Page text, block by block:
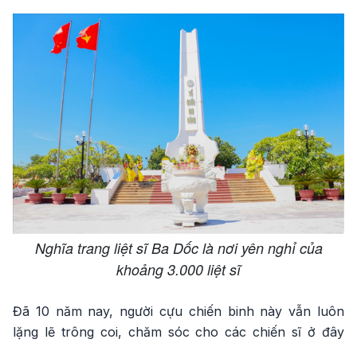
Nghĩa trang liệt sĩ Ba Dốc là nơi yên nghỉ của
khoảng 3.000 liệt sĩ
Đã 10 năm nay, người cựu chiến binh này vẫn luôn
lặng lẽ trông coi, chăm sóc cho các chiến sĩ ở đây